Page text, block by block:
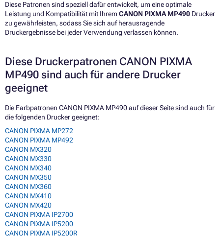
Diese Patronen sind speziell dafür entwickelt, um eine optimale
Leistung und Kompatibilität mit IhremCANON PIXMA MP490 Drucker
zu gewährleisten, sodass Sie sich auf herausragende
Druckergebnisse bei jeder Verwendung verlassen können.
Diese Druckerpatronen CANON PIXMA
MP490 sind auch für andere Drucker
geeignet
Die Farbpatronen CANON PIXMA MP490 auf dieser Seite sind auch für
die folgenden Drucker geeignet:
CANON PIXMA MP272
CANON PIXMA MP492
CANON MX320
CANON MX330
CANON MX340
CANON MX350
CANON MX360
CANON MX410
CANON MX420
CANON PIXMA IP2700
CANON PIXMA IP5200
CANON PIXMA IP5200R